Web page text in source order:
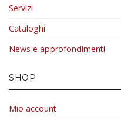
Servizi
Cataloghi
News e approfondimenti
SHOP
Mio account